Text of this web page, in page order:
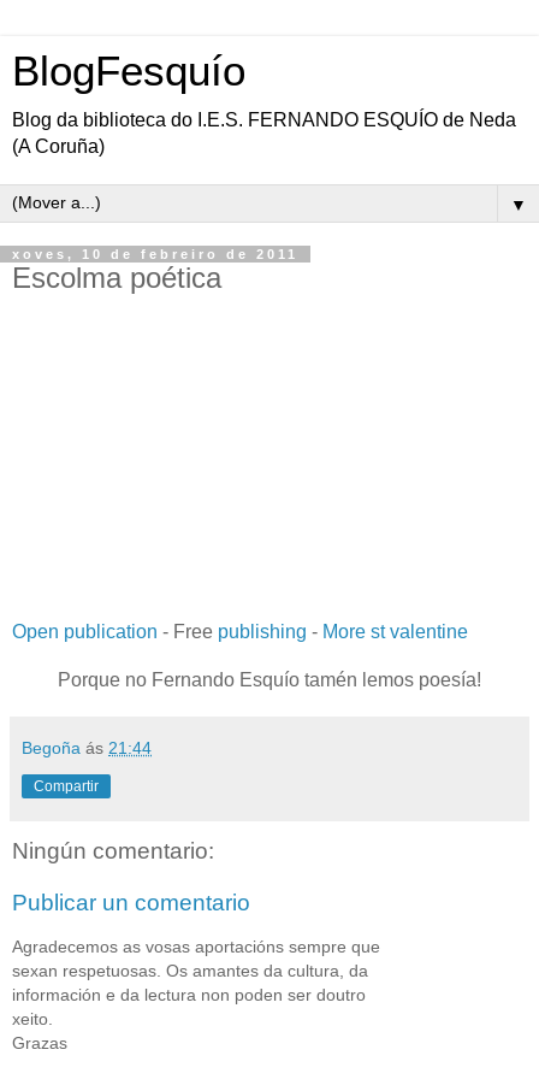
BlogFesquío
Blog da biblioteca do I.E.S. FERNANDO ESQUÍO de Neda
(A Coruña)
▼
xoves, 10 de febreiro de 2011
Escolma poética
Open publication - Free publishing - More st valentine
Porque no Fernando Esquío tamén lemos poesía!
Begoña ás 21:44
Compartir
Ningún comentario:
Publicar un comentario
Agradecemos as vosas aportacións sempre que
sexan respetuosas. Os amantes da cultura, da
información e da lectura non poden ser doutro
xeito.
Grazas